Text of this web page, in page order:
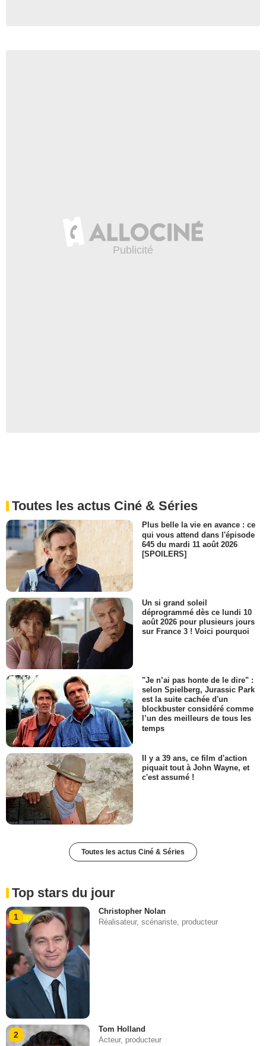
Toutes les actus Ciné & Séries
Plus belle la vie en avance : ce
qui vous attend dans l'épisode
645 du mardi 11 août 2026
[SPOILERS]
Un si grand soleil
déprogrammé dès ce lundi 10
août 2026 pour plusieurs jours
sur France 3 ! Voici pourquoi
"Je n’ai pas honte de le dire" :
selon Spielberg, Jurassic Park
est la suite cachée d'un
blockbuster considéré comme
l’un des meilleurs de tous les
temps
Il y a 39 ans, ce film d'action
piquait tout à John Wayne, et
c'est assumé !
Toutes les actus Ciné & Séries
Top stars du jour
1
Christopher Nolan
Réalisateur, scénariste, producteur
2
Tom Holland
Acteur, producteur